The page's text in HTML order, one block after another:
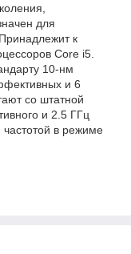
для
к
Core i5.
10-нм
и 6
со штатной
и 2.5 ГГц
частотой в режиме